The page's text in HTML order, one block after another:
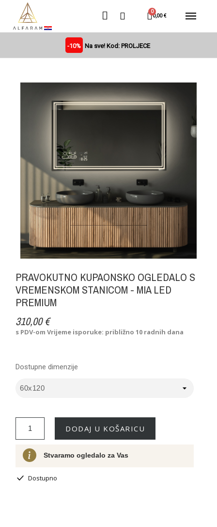
0,00 €
-10% Na sve! Kod: PROLJECE
PRAVOKUTNO KUPAONSKO OGLEDALO S
VREMENSKOM STANICOM - MIA LED
PREMIUM
310,00 €
s PDV-omVrijeme isporuke: približno 10 radnih dana
Dostupne dimenzije
DODAJ U KOŠARICU
Stvaramo ogledalo za Vas
Dostupno